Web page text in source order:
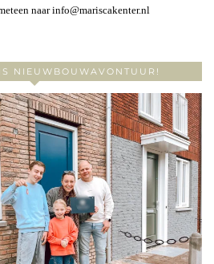
naar info@mariscakenter.nl
NIEUWBOUWAVONTUUR!